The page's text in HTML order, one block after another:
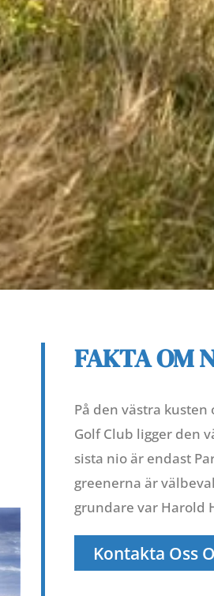
FAKTA OM
På den västra
Golf Club ligger den
sista nio är endast
greenerna är
grundare var Harold
Kontakta Oss